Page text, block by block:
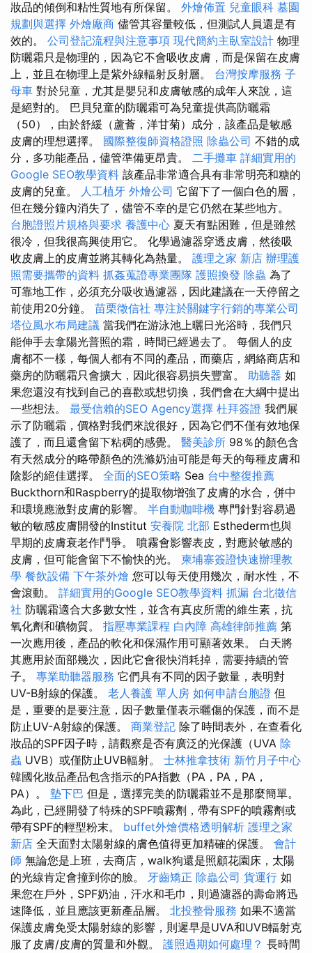
妝品的傾倒和粘性質地有所保留。 外燴佈置 兒童眼科 墓園
規劃與選擇 外燴廠商 儘管其容量較低，但測試人員還是有
效的。 公司登記流程與注意事項 現代簡約主臥室設計 物理
防曬霜只是物理的，因為它不會吸收皮膚，而是保留在皮膚
上，並且在物理上是紫外線輻射反射層。 台灣按摩服務 子
母車 對於兒童，尤其是嬰兒和皮膚敏感的成年人來說，這
是絕對的。 巴貝兒童的防曬霜可為兒童提供高防曬霜
（50），由於舒緩（蘆薈，洋甘菊）成分，該產品是敏感
皮膚的理想選擇。 國際整復師資格證照 除蟲公司 不錯的成
分，多功能產品，儘管準備更昂貴。 二手攤車 詳細實用的
Google SEO教學資料 該產品非常適合具有非常明亮和糖的
皮膚的兒童。 人工植牙 外燴公司 它留下了一個白色的層，
但在幾分鐘內消失了，儘管不幸的是它仍然在某些地方。
台胞證照片規格與要求 養護中心 夏天有點困難，但是雖然
很冷，但我很高興使用它。 化學過濾器穿透皮膚，然後吸
收皮膚上的皮膚並將其轉化為熱量。 護理之家 新店 辦理護
照需要攜帶的資料 抓姦蒐證專業團隊 護照換發 除蟲 為了
可靠地工作，必須充分吸收過濾器，因此建議在一天停留之
前使用20分鐘。 苗栗徵信社 專注於關鍵字行銷的專業公司
塔位風水布局建議 當我們在游泳池上曬日光浴時，我們只
能伸手去拿陽光普照的霜，時間已經過去了。 每個人的皮
膚都不一樣，每個人都有不同的產品，而藥店，網絡商店和
藥房的防曬霜只會擴大，因此很容易損失豐富。 助聽器 如
果您還沒有找到自己的喜歡或想切換，我們會在大綱中提出
一些想法。 最受信賴的SEO Agency選擇 杜拜簽證 我們展
示了防曬霜，價格對我們來說很好，因為它們不僅有效地保
護了，而且還會留下粘稠的感覺。 醫美診所 98％的顏色含
有天然成分的略帶顏色的洗滌奶油可能是每天的每種皮膚和
陰影的絕佳選擇。 全面的SEO策略 Sea 台中整復推薦
Buckthorn和Raspberry的提取物增強了皮膚的水合，併中
和環境應激對皮膚的影響。 半自動咖啡機 專門針對容易過
敏的敏感皮膚開發的Institut 安養院 北部 Esthederm也與
早期的皮膚衰老作鬥爭。 噴霧會影響表皮，對應於敏感的
皮膚，但可能會留下不愉快的光。 柬埔寨簽證快速辦理教
學 餐飲設備 下午茶外燴 您可以每天使用幾次，耐水性，不
會滾動。 詳細實用的Google SEO教學資料 抓漏 台北徵信
社 防曬霜適合大多數女性，並含有真皮所需的維生素，抗
氧化劑和礦物質。 指壓專業課程 白內障 高雄律師推薦 第
一次應用後，產品的軟化和保濕作用可顯著效果。 白天將
其應用於面部幾次，因此它會很快消耗掉，需要持續的管
子。 專業助聽器服務 它們具有不同的因子數量，表明對
UV-B射線的保護。 老人養護 單人房 如何申請台胞證 但
是，重要的是要注意，因子數量僅表示曬傷的保護，而不是
防止UV-A射線的保護。 商業登記 除了時間表外，在查看化
妝品的SPF因子時，請觀察是否有廣泛的光保護（UVA 除
蟲 UVB）或僅防止UVB輻射。 士林推拿技術 新竹月子中心
韓國化妝品產品包含指示的PA指數（PA，PA，PA，
PA）。 墊下巴 但是，選擇完美的防曬霜並不是那麼簡單。
為此，已經開發了特殊的SPF噴霧劑，帶有SPF的噴霧劑或
帶有SPF的輕型粉末。 buffet外燴價格透明解析 護理之家
新店 全天面對太陽射線的膚色值得更加精確的保護。 會計
師 無論您是上班，去商店，walk狗還是照顧花園床，太陽
的光線肯定會撞到你的臉。 牙齒矯正 除蟲公司 貨運行 如
果您在戶外，SPF奶油，汗水和毛巾，則過濾器的壽命將迅
速降低，並且應該更新產品層。 北投整骨服務 如果不適當
保護皮膚免受太陽射線的影響，則遲早是UVA和UVB輻射克
服了皮膚/皮膚的質量和外觀。 護照過期如何處理？ 長時間